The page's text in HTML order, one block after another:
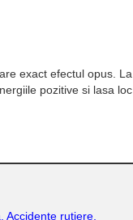
exact efectul opus. La
pozitive si lasa loc
Accidente rutiere,